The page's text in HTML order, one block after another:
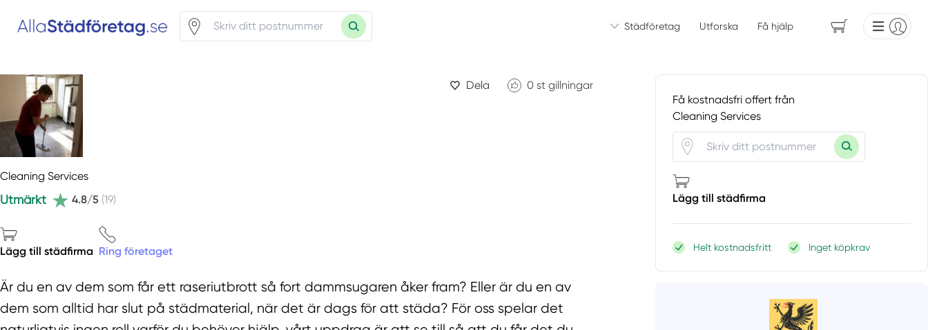
Städföretag Utforska Få hjälp
Dela 0 st gillningar
Cleaning Services
Utmärkt 4.8/5 (19)
Lägg till städfirma Ring företaget
Är du en av dem som får ett raseriutbrott så fort dammsugaren åker fram? Eller är du en av
dem som alltid har slut på städmaterial, när det är dags för att städa? För oss spelar det
Få kostnadsfri offert från
Cleaning Services
Lägg till städfirma
Helt kostnadsfritt Inget köpkrav